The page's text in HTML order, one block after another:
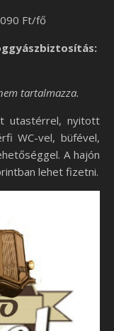
Ft/fő
tartalmazza.
utastérrel, nyitott
WC-vel, büfével,
A hajón
lehet fizetni.